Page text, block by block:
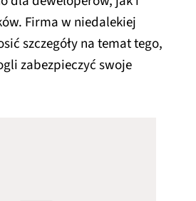
Firma w niedalekiej
szczegóły na temat tego,
zabezpieczyć swoje